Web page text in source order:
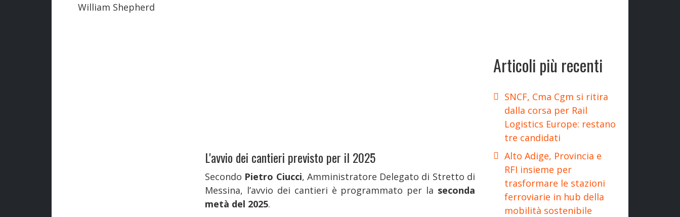
William Shepherd
L'avvio dei cantieri previsto per il 2025
Secondo Pietro Ciucci, Amministratore Delegato di Stretto di
Messina, l’avvio dei cantieri è programmato per la seconda
metà del 2025.
Articoli più recenti
SNCF, Cma Cgm si ritira
dalla corsa per Rail
Logistics Europe: restano
tre candidati
Alto Adige, Provincia e
RFI insieme per
trasformare le stazioni
ferroviarie in hub della
mobilità sostenibile